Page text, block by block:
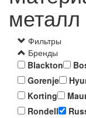
металл
Фильтры
Бренды
Blackton
Gorenje
Korting
Rondell